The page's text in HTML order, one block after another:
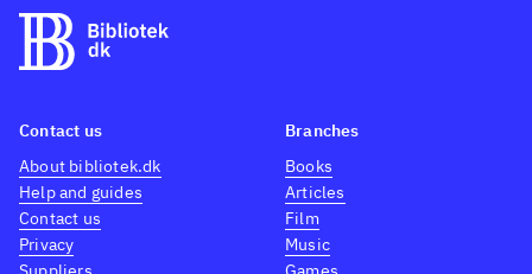
udviklingsroman, hvor
udviklingen ikke lige går i den
retning hans selv synes den
underholdende og medrivende,
og med sine 144 sider er bogen
hurtigt læst
Mandebilledet i roman minder
Contact us
About bibliotek.dk
Help and guides
Contact us
Privacy
Branches
Books
Articles
Film
Music